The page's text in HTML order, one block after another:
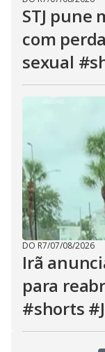
STJ pune
com
sexual
DO R7/07/08/2026
Irã
para
#shorts